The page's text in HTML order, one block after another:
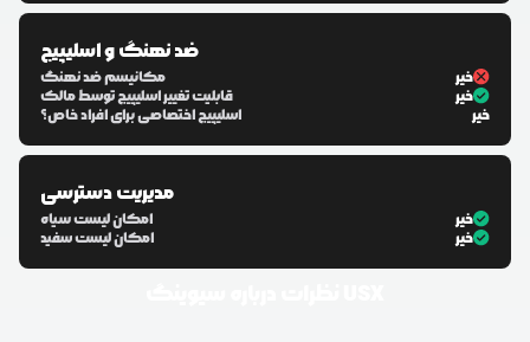
ضد نهنگ و اسلیپیج
مکانیسم ضد نهنگ
خیر
قابلیت تغییر اسلیپیج توسط مالک
خیر
اسلیپیج اختصاصی برای افراد خاص؟
خیر
مدیریت دسترسی
امکان لیست سیاه
خیر
امکان لیست سفید
خیر